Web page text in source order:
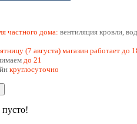
частного дома: вентиляция кровли,
(7 августа) магазин работает до
до 21
круглосуточно